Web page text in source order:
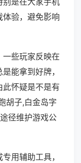
验，避免影响
些玩家反映在
能拿到好牌，
怀疑是不是有
胡子,白金岛字
径维护游戏公
用辅助工具，